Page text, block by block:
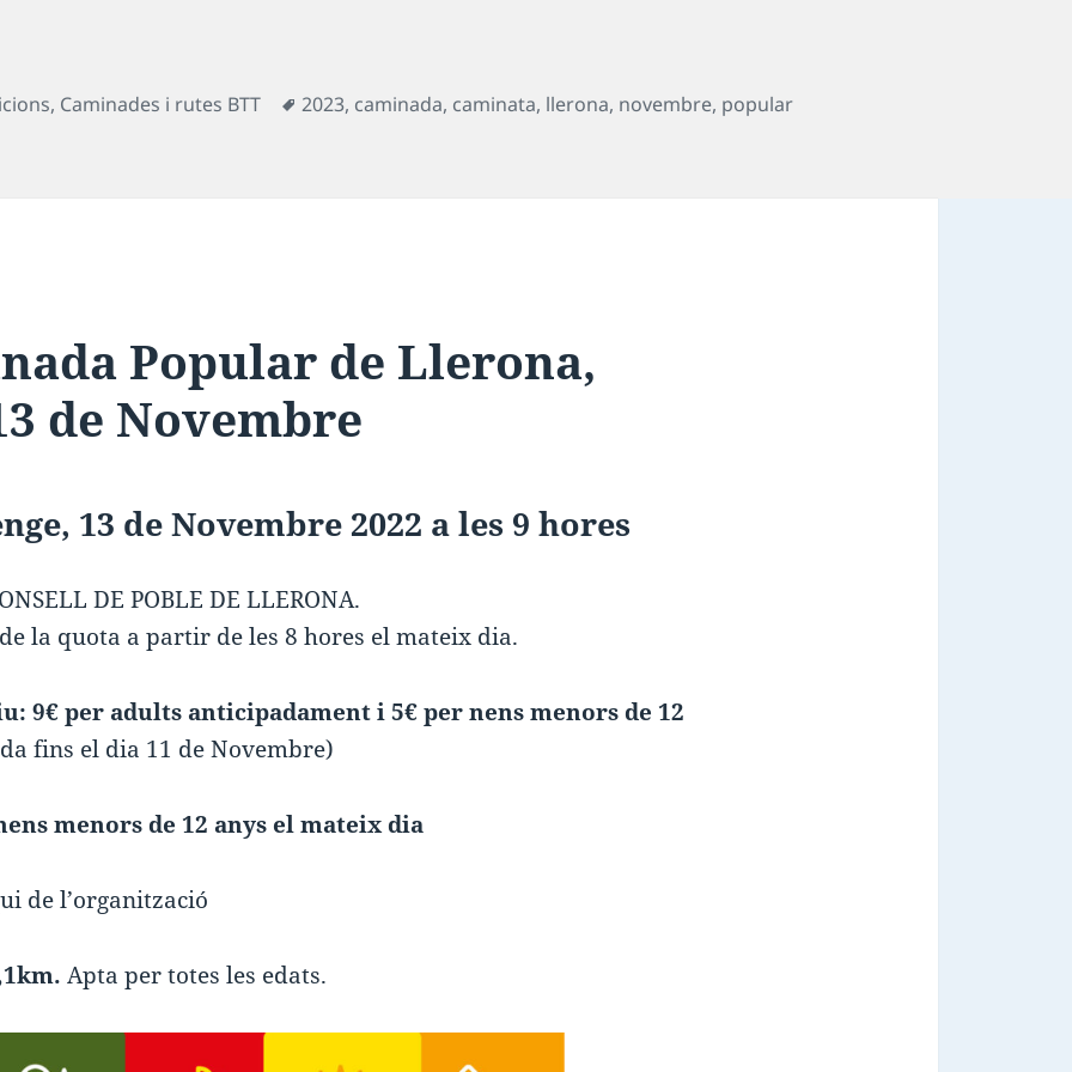
, Caminades i rutes BTT Etiquetes
2023, caminada, caminata, llerona, novembre, popular
Popular de Llerona,
de Novembre
13 de Novembre 2022 a les 9 hores
DE POBLE DE LLERONA.
la quota a partir de les 8 hores el mateix dia.
9€ per adults anticipadament i 5€ per nens menors de 12
fins el dia 11 de Novembre)
menors de 12 anys el mateix dia
de l’organització
Apta per totes les edats.